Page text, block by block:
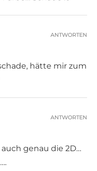
hätte mir zum
ANTWORTEN
genau die 2D…
ANTWORTEN